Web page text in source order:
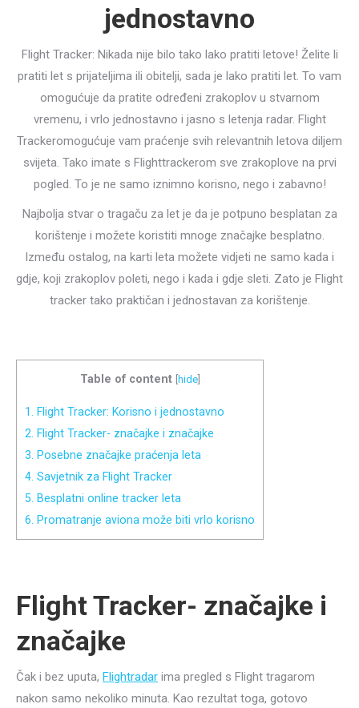
jednostavno
Flight Tracker: Nikada nije bilo tako lako pratiti letove! Želite li
pratiti let s prijateljima ili obitelji, sada je lako pratiti let. To vam
omogućuje da pratite određeni zrakoplov u stvarnom
vremenu, i vrlo jednostavno i jasno s letenja radar. Flight
Trackeromogućuje vam praćenje svih relevantnih letova diljem
svijeta. Tako imate s Flighttrackerom sve zrakoplove na prvi
pogled. To je ne samo iznimno korisno, nego i zabavno!
Najbolja stvar o tragaču za let je da je potpuno besplatan za
korištenje i možete koristiti mnoge značajke besplatno.
Između ostalog, na karti leta možete vidjeti ne samo kada i
gdje, koji zrakoplov poleti, nego i kada i gdje sleti. Zato je Flight
tracker tako praktičan i jednostavan za korištenje.
Table of content hide]
1. Flight Tracker: Korisno i jednostavno
2. Flight Tracker- značajke i značajke
3. Posebne značajke praćenja leta
4. Savjetnik za Flight Tracker
5. Besplatni online tracker leta
6. Promatranje aviona može biti vrlo korisno
Flight Tracker- značajke i
značajke
Čak i bez uputa, Flightradar ima pregled s Flight tragarom
nakon samo nekoliko minuta. Kao rezultat toga, gotovo